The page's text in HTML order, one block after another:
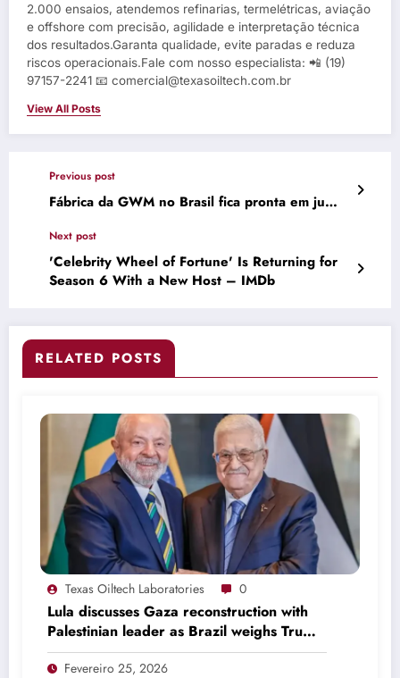
2.000 ensaios, atendemos refinarias, termelétricas, aviação
e offshore com precisão, agilidade e interpretação técnica
dos resultados.Garanta qualidade, evite paradas e reduza
riscos operacionais.Fale com nosso especialista: 📲 (19)
97157-2241 📧 comercial@texasoiltech.com.br
View All Posts
Previous post
Fábrica da GWM no Brasil fica pronta em ju…
Next post
'Celebrity Wheel of Fortune' Is Returning for
Season 6 With a New Host – IMDb
RELATED POSTS
Texas Oiltech Laboratories 0
Lula discusses Gaza reconstruction with
Palestinian leader as Brazil weighs Trump
invitation
Fevereiro 25, 2026